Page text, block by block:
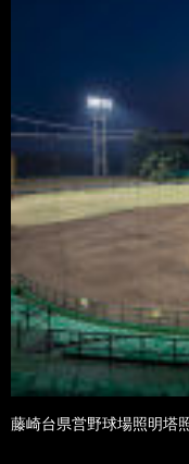
藤崎台県営野球場照明塔